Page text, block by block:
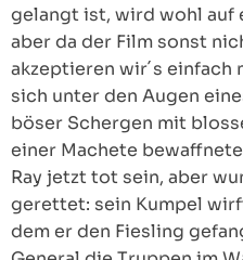
gelangt ist, wird wohl auf
aber da der Film sonst
akzeptieren wir´s einfach
sich unter den Augen
böser Schergen mit
einer Machete
Ray jetzt tot sein, aber
gerettet: sein Kumpel
dem er den Fiesling